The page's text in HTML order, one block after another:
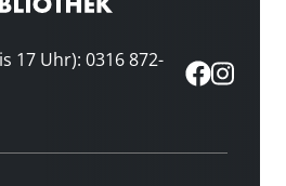
17 Uhr): 0316 872-